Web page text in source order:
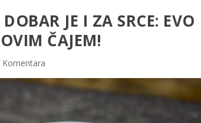
JE I ZA SRCE: EVO
ČAJEM!
Komentara